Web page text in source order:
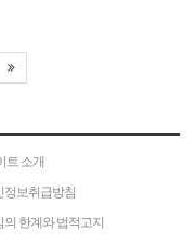
트 소개
정보취급방침
의 한계와 법적고지